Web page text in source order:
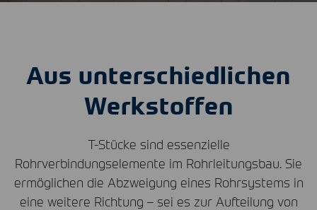
Aus unterschiedlichen
Werkstoffen
T-Stücke sind essenzielle
Rohrverbindungselemente im Rohrleitungsbau. Sie
ermöglichen die Abzweigung eines Rohrsystems in
eine weitere Richtung – sei es zur Aufteilung von